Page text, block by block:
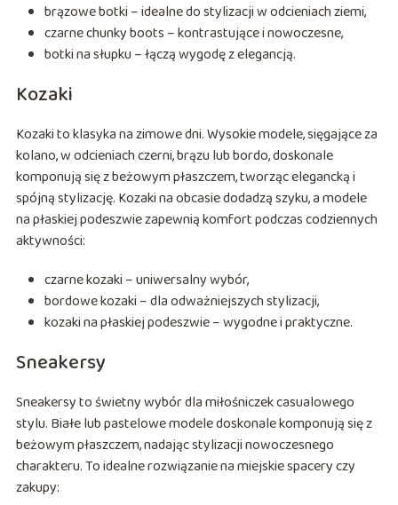
brązowe botki – idealne do stylizacji w odcieniach ziemi,
czarne chunky boots – kontrastujące i nowoczesne,
botki na słupku – łączą wygodę z elegancją.
Kozaki
Kozaki to klasyka na zimowe dni. Wysokie modele, sięgające za
kolano, w odcieniach czerni, brązu lub bordo, doskonale
komponują się z beżowym płaszczem, tworząc elegancką i
spójną stylizację. Kozaki na obcasie dodadzą szyku, a modele
na płaskiej podeszwie zapewnią komfort podczas codziennych
aktywności:
czarne kozaki – uniwersalny wybór,
bordowe kozaki – dla odważniejszych stylizacji,
kozaki na płaskiej podeszwie – wygodne i praktyczne.
Sneakersy
Sneakersy to świetny wybór dla miłośniczek casualowego
stylu. Białe lub pastelowe modele doskonale komponują się z
beżowym płaszczem, nadając stylizacji nowoczesnego
charakteru. To idealne rozwiązanie na miejskie spacery czy
zakupy: